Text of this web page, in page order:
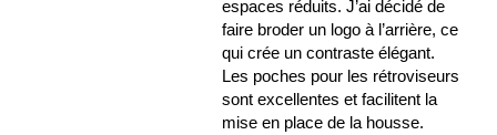
espaces réduits. J’ai décidé de
faire broder un logo à l’arrière, ce
qui crée un contraste élégant.
Les poches pour les rétroviseurs
sont excellentes et facilitent la
mise en place de la housse.